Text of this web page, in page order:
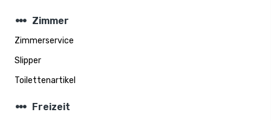
steppers Zimmer
Zimmerservice
Slipper
Toilettenartikel
steppers Freizeit